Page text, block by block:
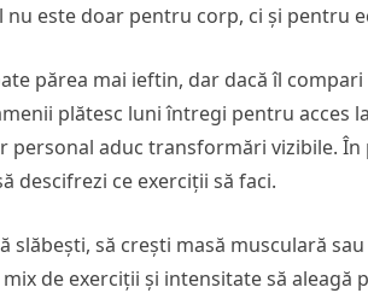
este doar pentru corp, ci și pentru
părea mai ieftin, dar dacă îl
plătesc luni întregi pentru acces
personal aduc transformări vizibile.
descifrezi ce exerciții să faci.
slăbești, să crești masă musculară
de exerciții și intensitate să aleagă